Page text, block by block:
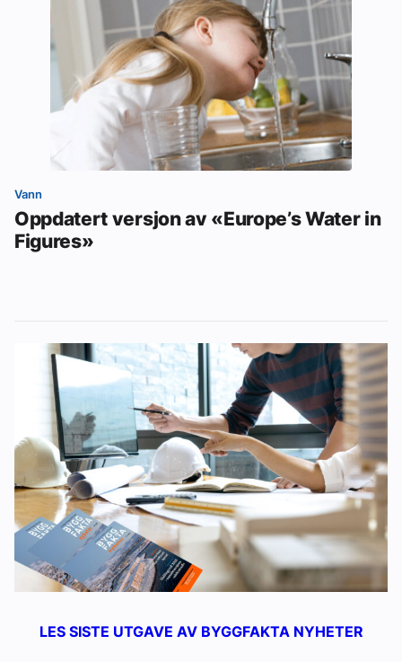
Vann
Oppdatert versjon av «Europe’s Water in
Figures»
LES SISTE UTGAVE AV BYGGFAKTA NYHETER